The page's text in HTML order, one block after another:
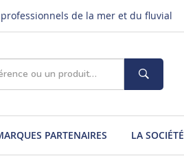
de la mer et du fluvial
PARTENAIRES LA SOCIÉTÉ